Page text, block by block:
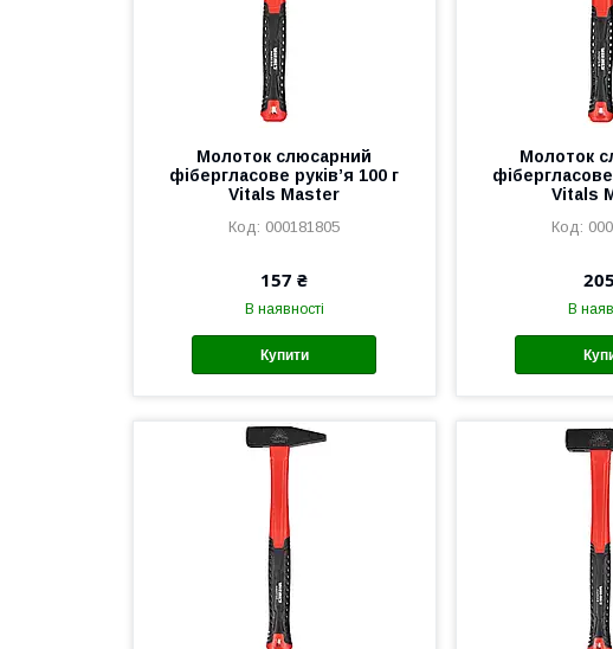
Молоток слюсарний
фібергласове руків’я 100 г
Vitals Master
000181805
157 ₴
В наявності
Купити
Молоток
фібергласове
Vitals
В